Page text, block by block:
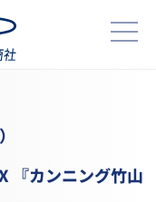
『カンニング竹山